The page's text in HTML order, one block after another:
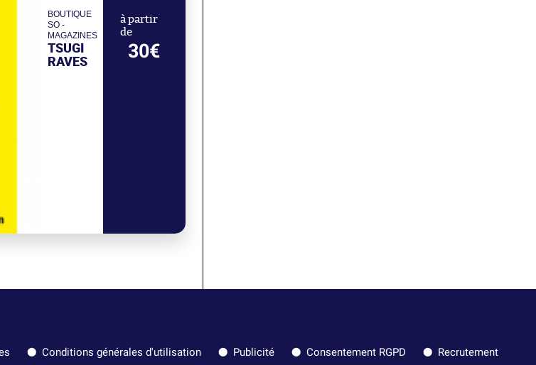
BOUTIQUE
SO -
MAGAZINES
TSUGI
RAVES
à partir
de
30€
Conditions générales d'utilisation Publicité Consentement RGPD Recrutement